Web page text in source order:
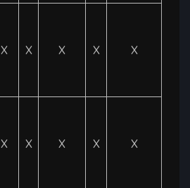
X X X X X
X X X X X